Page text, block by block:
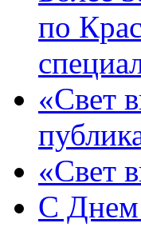
по
«Свет
«Свет
C Днем